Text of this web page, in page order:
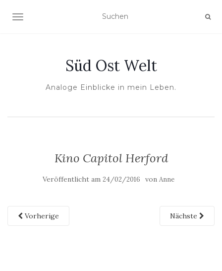
NAVIGATION UMSCHALTEN
Süd Ost Welt
Analoge Einblicke in mein Leben.
Kino Capitol Herford
Veröffentlicht am 24/02/2016 von Anne
Vorherige Nächste